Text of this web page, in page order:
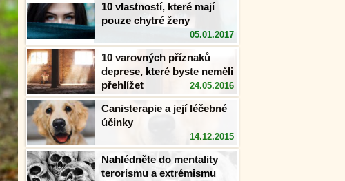
10 vlastností, které mají
pouze chytré ženy
05.01.2017
10 varovných příznaků
deprese, které byste neměli
přehlížet
24.05.2016
Canisterapie a její léčebné
účinky
14.12.2015
Nahlédněte do mentality
terorismu a extrémismu